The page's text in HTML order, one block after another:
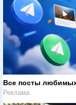
Все посты
Реклама